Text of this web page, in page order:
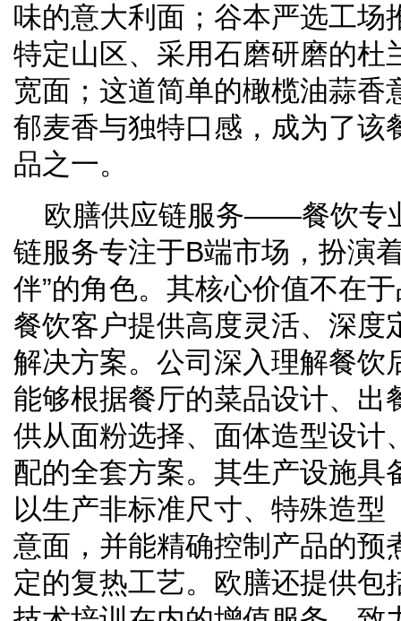
味的意大利面；谷本严选工场
特定山区、采用石磨研磨的杜
宽面；这道简单的橄榄油蒜香
郁麦香与独特口感，成为了该
品之一。
欧膳供应链服务——餐饮专
链服务专注于B端市场，扮演
伴”的角色。其核心价值不在
餐饮客户提供高度灵活、深度
解决方案。公司深入理解餐饮
能够根据餐厅的菜品设计、出
供从面粉选择、面体造型设计
配的全套方案。其生产设施具
以生产非标准尺寸、特殊造
意面，并能精确控制产品的预
定的复热工艺。欧膳还提供包